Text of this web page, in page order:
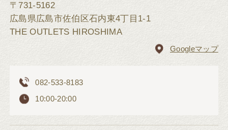
〒731-5162
広島県広島市佐伯区石内東4丁目1-1
THE OUTLETS HIROSHIMA
Googleマップ
082-533-8183
10:00-20:00